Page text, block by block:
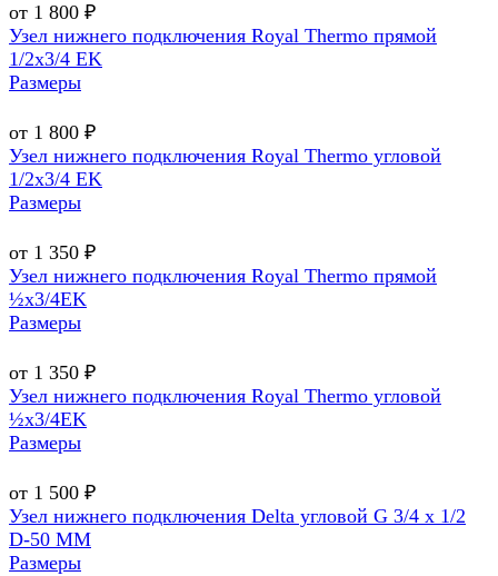
от 1 800 ₽
Узел нижнего подключения Royal Thermo прямой
1/2х3/4 EK
Размеры
от 1 800 ₽
Узел нижнего подключения Royal Thermo угловой
1/2х3/4 EK
Размеры
от 1 350 ₽
Узел нижнего подключения Royal Thermo прямой
½х3/4EK
Размеры
от 1 350 ₽
Узел нижнего подключения Royal Thermo угловой
½х3/4EK
Размеры
от 1 500 ₽
Узел нижнего подключения Delta угловой G 3/4 х 1/2
D-50 MM
Размеры